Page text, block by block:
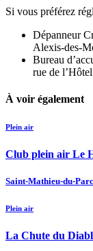
Si vous préférez
Dépanneur
Alexis-des-
Bureau
rue de
À voir également
Plein air
Club plein air Le
Saint-Mathieu-du-Parc
Plein air
La Chute du